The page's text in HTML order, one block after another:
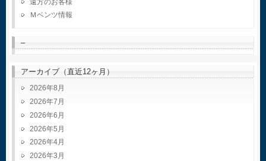
Ｍベンツ情報
–
アーカイブ（直近12ヶ月）
2026年8月
2026年7月
2026年6月
2026年5月
2026年4月
2026年3月